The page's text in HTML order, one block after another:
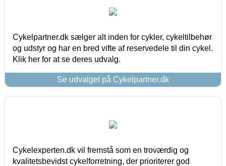
Cykelpartner.dk sælger alt inden for cykler, cykeltilbehør
og udstyr og har en bred vifte af reservedele til din cykel.
Klik her for at se deres udvalg.
Se udvalget på Cykelpartner.dk
Cykelexperten.dk vil fremstå som en troværdig og
kvalitetsbevidst cykelforretning, der prioriterer god